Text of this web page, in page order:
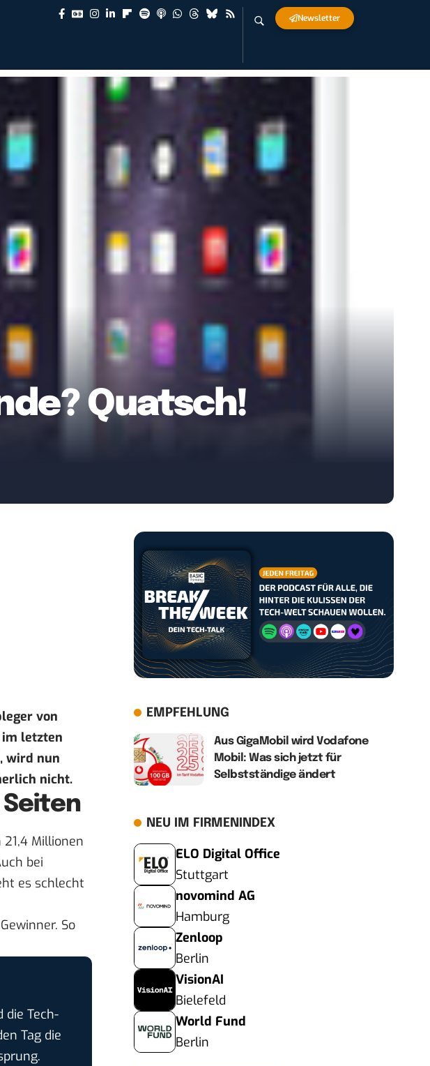
Newsletter
Quatsch!
von
im letzten
, wird nun
nicht.
Millionen
bei
es schlecht
So
die Tech-
Tag die
EMPFEHLUNG
Aus GigaMobil wird Vodafone
Mobil: Was sich jetzt für
Selbstständige ändert
NEU IM FIRMENINDEX
ELO Digital Office
Stuttgart
novomind AG
Hamburg
Zenloop
Berlin
VisionAI
Bielefeld
World Fund
Berlin